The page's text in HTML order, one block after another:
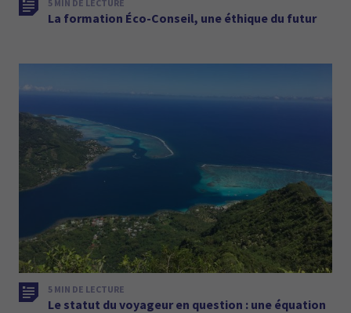
5 MIN DE LECTURE
La formation Éco-Conseil, une éthique du futur
5 MIN DE LECTURE
Le statut du voyageur en question : une équation